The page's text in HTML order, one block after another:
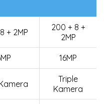
+ 2MP
200 + 8 +
2MP
16MP
Triple
Kamera